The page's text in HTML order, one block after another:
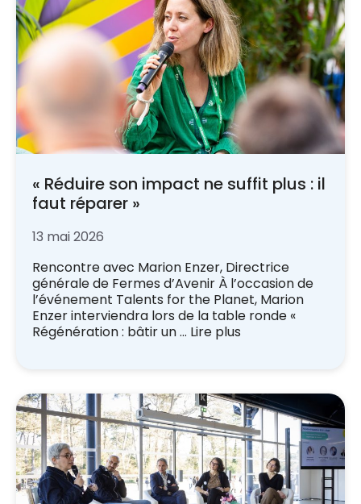
« Réduire son impact ne suffit plus : il
faut réparer »
13 mai 2026
Rencontre avec Marion Enzer, Directrice
générale de Fermes d’Avenir À l’occasion de
l’événement Talents for the Planet, Marion
Enzer interviendra lors de la table ronde «
Régénération : bâtir un … Lire plus